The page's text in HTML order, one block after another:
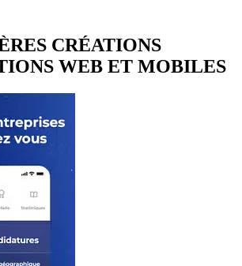
CRÉATIONS
WEB ET MOBILES